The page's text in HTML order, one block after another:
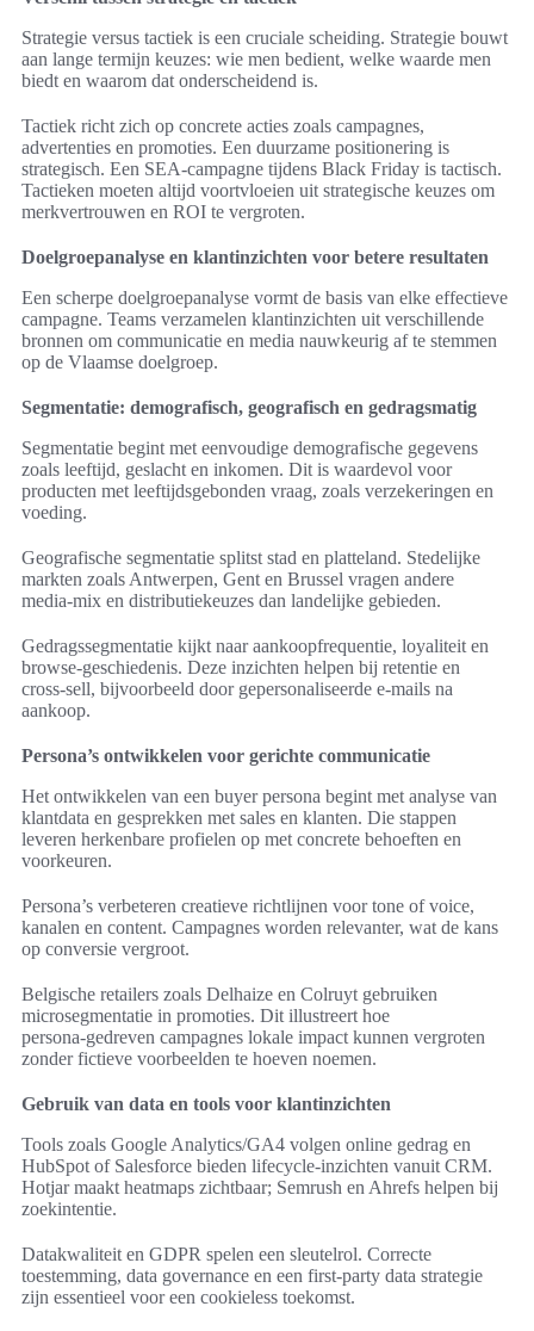
Strategie versus tactiek is een cruciale scheiding. Strategie bouwt
aan lange termijn keuzes: wie men bedient, welke waarde men
biedt en waarom dat onderscheidend is.
Tactiek richt zich op concrete acties zoals campagnes,
advertenties en promoties. Een duurzame positionering is
strategisch. Een SEA-campagne tijdens Black Friday is tactisch.
Tactieken moeten altijd voortvloeien uit strategische keuzes om
merkvertrouwen en ROI te vergroten.
Doelgroepanalyse en klantinzichten voor betere resultaten
Een scherpe doelgroepanalyse vormt de basis van elke effectieve
campagne. Teams verzamelen klantinzichten uit verschillende
bronnen om communicatie en media nauwkeurig af te stemmen
op de Vlaamse doelgroep.
Segmentatie: demografisch, geografisch en gedragsmatig
Segmentatie begint met eenvoudige demografische gegevens
zoals leeftijd, geslacht en inkomen. Dit is waardevol voor
producten met leeftijdsgebonden vraag, zoals verzekeringen en
voeding.
Geografische segmentatie splitst stad en platteland. Stedelijke
markten zoals Antwerpen, Gent en Brussel vragen andere
media‑mix en distributiekeuzes dan landelijke gebieden.
Gedragssegmentatie kijkt naar aankoopfrequentie, loyaliteit en
browse‑geschiedenis. Deze inzichten helpen bij retentie en
cross‑sell, bijvoorbeeld door gepersonaliseerde e‑mails na
aankoop.
Persona’s ontwikkelen voor gerichte communicatie
Het ontwikkelen van een buyer persona begint met analyse van
klantdata en gesprekken met sales en klanten. Die stappen
leveren herkenbare profielen op met concrete behoeften en
voorkeuren.
Persona’s verbeteren creatieve richtlijnen voor tone of voice,
kanalen en content. Campagnes worden relevanter, wat de kans
op conversie vergroot.
Belgische retailers zoals Delhaize en Colruyt gebruiken
microsegmentatie in promoties. Dit illustreert hoe
persona‑gedreven campagnes lokale impact kunnen vergroten
zonder fictieve voorbeelden te hoeven noemen.
Gebruik van data en tools voor klantinzichten
Tools zoals Google Analytics/GA4 volgen online gedrag en
HubSpot of Salesforce bieden lifecycle‑inzichten vanuit CRM.
Hotjar maakt heatmaps zichtbaar; Semrush en Ahrefs helpen bij
zoekintentie.
Datakwaliteit en GDPR spelen een sleutelrol. Correcte
toestemming, data governance en een first‑party data strategie
zijn essentieel voor een cookieless toekomst.